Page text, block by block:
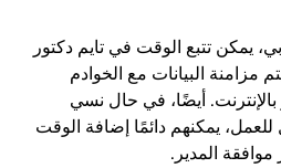
يمكن تتبع الوقت في تايم دكتور
مزامنة البيانات مع الخوادم
أيضًا، في حال نسي
يمكنهم دائمًا إضافة الوقت
موافقة المدير.